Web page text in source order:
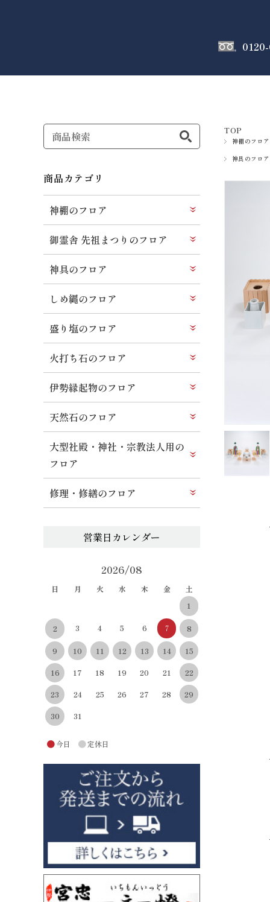
TOP
神棚のフロア
神具のフロア
商品カテゴリ
神棚のフロア
御霊舎 先祖まつりのフロア
神具のフロア
しめ縄のフロア
盛り塩のフロア
火打ち石のフロア
伊勢縁起物のフロア
天然石のフロア
大型社殿・神社・宗教法人用の
フロア
修理・修繕のフロア
2026/08
日 月 火 水 木 金
土
1
2 3 4 5 6 7 8
9 10 11 12 13 14 15
16 17 18 19 20 21 22
23 24 25 26 27 28 29
30 31
●今日 ●定休日